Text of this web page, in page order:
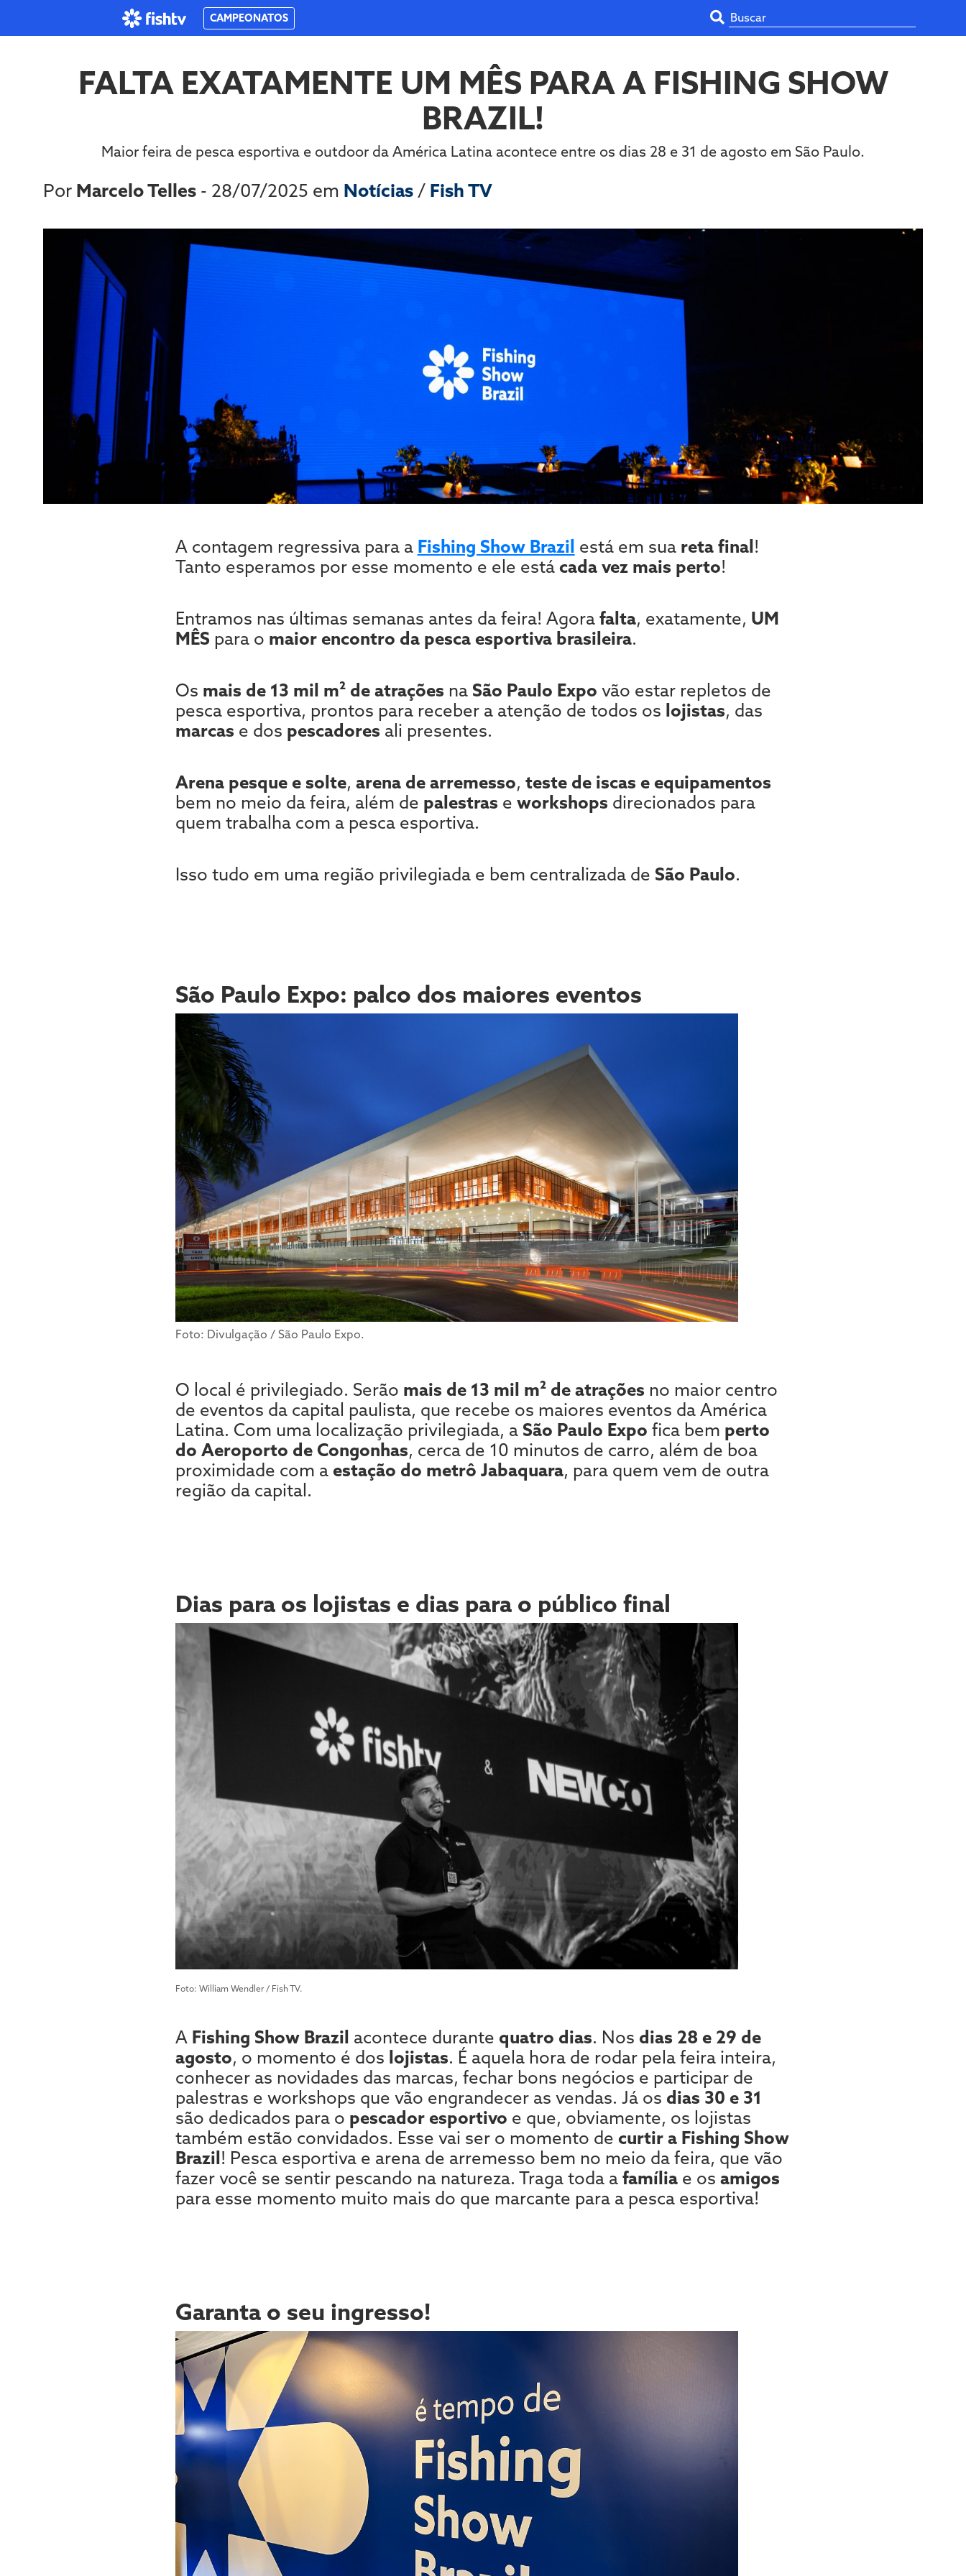
CAMPEONATOS
FALTA EXATAMENTE UM MÊS PARA A FISHING SHOW
BRAZIL!
Maior feira de pesca esportiva e outdoor da América Latina acontece entre os dias 28 e 31 de agosto em São Paulo.
Por Marcelo Telles - 28/07/2025 em Notícias/ Fish TV
A contagem regressiva para a Fishing Show Brazil está em sua reta final!
Tanto esperamos por esse momento e ele está cada vez mais perto!
Entramos nas últimas semanas antes da feira! Agora falta, exatamente, UM
MÊSpara o maior encontro da pesca esportiva brasileira.
Os mais de 13 mil m² de atrações na São Paulo Expo vão estar repletos de
pesca esportiva, prontos para receber a atenção de todos os lojistas, das
marcas e dos pescadores ali presentes.
Arena pesque e solte, arena de arremesso, teste de iscas e equipamentos
bem no meio da feira, além de palestras e workshops direcionados para
quem trabalha com a pesca esportiva.
Isso tudo em uma região privilegiada e bem centralizada de São Paulo.
São Paulo Expo: palco dos maiores eventos
Foto: Divulgação / São Paulo Expo.
O local é privilegiado. Serão mais de 13 mil m² de atrações no maior centro
de eventos da capital paulista, que recebe os maiores eventos da América
Latina. Com uma localização privilegiada, a São Paulo Expo fica bem perto
do Aeroporto de Congonhas, cerca de 10 minutos de carro, além de boa
proximidade com a estação do metrô Jabaquara, para quem vem de outra
região da capital.
Dias para os lojistas e dias para o público final
Foto: William Wendler / Fish TV.
A Fishing Show Brazil acontece durante quatro dias. Nos dias 28 e 29 de
agosto, o momento é dos lojistas. É aquela hora de rodar pela feira inteira,
conhecer as novidades das marcas, fechar bons negócios e participar de
palestras e workshops que vão engrandecer as vendas. Já os dias 30 e 31
são dedicados para o pescador esportivo e que, obviamente, os lojistas
também estão convidados. Esse vai ser o momento de curtir a Fishing Show
Brazil! Pesca esportiva e arena de arremesso bem no meio da feira, que vão
fazer você se sentir pescando na natureza. Traga toda a famíliae os amigos
para esse momento muito mais do que marcante para a pesca esportiva!
Garanta o seu ingresso!